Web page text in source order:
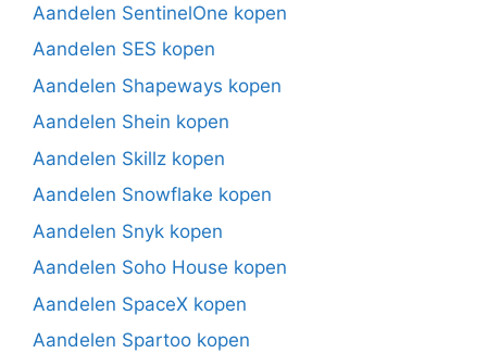
Aandelen SentinelOne kopen
Aandelen SES kopen
Aandelen Shapeways kopen
Aandelen Shein kopen
Aandelen Skillz kopen
Aandelen Snowflake kopen
Aandelen Snyk kopen
Aandelen Soho House kopen
Aandelen SpaceX kopen
Aandelen Spartoo kopen